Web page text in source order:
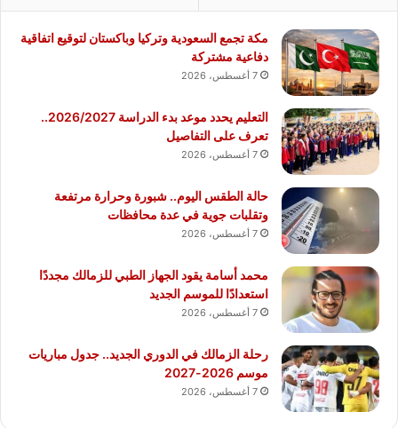
مكة تجمع السعودية وتركيا وباكستان لتوقيع اتفاقية
دفاعية مشتركة
7 أغسطس، 2026
التعليم يحدد موعد بدء الدراسة 2026/2027..
تعرف على التفاصيل
7 أغسطس، 2026
حالة الطقس اليوم.. شبورة وحرارة مرتفعة
وتقلبات جوية في عدة محافظات
7 أغسطس، 2026
محمد أسامة يقود الجهاز الطبي للزمالك مجددًا
استعدادًا للموسم الجديد
7 أغسطس، 2026
رحلة الزمالك في الدوري الجديد.. جدول مباريات
موسم 2026-2027
7 أغسطس، 2026